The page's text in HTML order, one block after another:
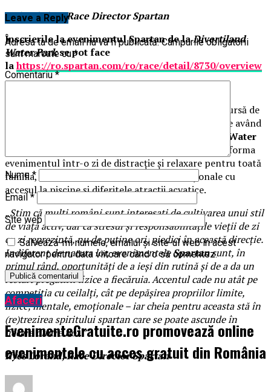
Ilyés Lóránd, Race Director Spartan
Înscrierile la evenimentul Spartan de laDivertiland
Water Parkse pot face
lahttps://ro.spartan.com/ro/race/detail/8730/overview
Competiția din 13 septembrie 2025 va cuprinde o cursă de
și una dedicată copiilor, fiecare având
Divertiland Water
oferă toate condițiile necesare pentru a transforma
evenimentul într-o zi de distracție și relaxare pentru toată
familia, îmbinând adrenalina curselor tradiționale cu
accesul la piscine și diferitele atracții acvatice.
„Știm că mulți români sunt interesați de cultivarea unui stil
de viață activ, dar că stresul și responsabilitățile vieții de zi
cu zi reprezintă, nu de puține ori, piedici în această direcție.
Indiferent de natura lor, evenimenteleSpartansunt, în
primul rând, oportunități de a ieși din rutină și de a da un
restart pregătirii fizice a fiecăruia. Accentul cade nu atât pe
competiția cu ceilalți, cât pe depășirea propriilor limite,
fizice, mentale, emoționale – iar cheia pentru aceasta stă în
(re)trezirea spiritului spartan care se poate ascunde în
fiecare dintre noi.”
Ilyés Lóránd, Race Director Spartan
Leave a Reply
Adresa ta de email nu va fi publicată. Câmpurile obligatorii
sunt marcate cu*
Comentariu*
Nume*
Email*
Site web
Salvează-mi numele, emailul și site-ul web în acest
navigator pentru data viitoare când o să comentez.
Afaceri
EvenimenteGratuite.ro promovează online
evenimentele cu acces gratuit din România